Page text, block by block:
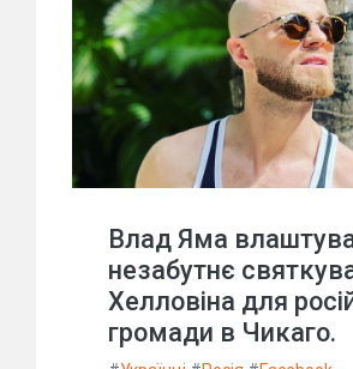
Влад Яма
незабутнє
Хелловіна для
громади в Чикаго.